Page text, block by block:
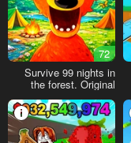
72
Survive 99 nights in
the forest. Original